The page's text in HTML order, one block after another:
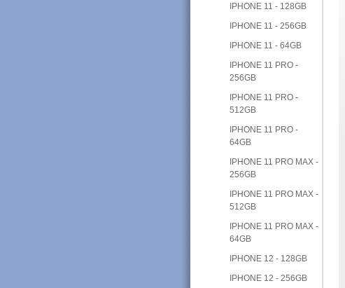
IPHONE 11 - 128GB
IPHONE 11 - 256GB
IPHONE 11 - 64GB
IPHONE 11 PRO -
256GB
IPHONE 11 PRO -
512GB
IPHONE 11 PRO -
64GB
IPHONE 11 PRO MAX -
256GB
IPHONE 11 PRO MAX -
512GB
IPHONE 11 PRO MAX -
64GB
IPHONE 12 - 128GB
IPHONE 12 - 256GB